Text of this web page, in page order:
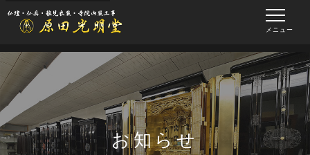
メニュー
お知らせ